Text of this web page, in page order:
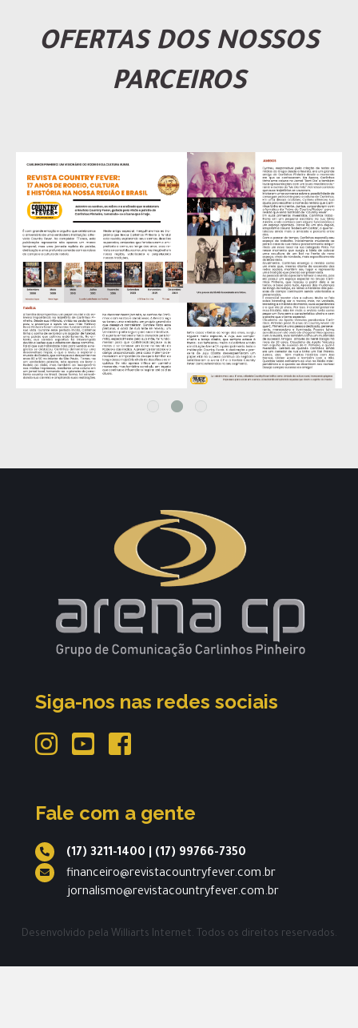
OFERTAS DOS NOSSOS
PARCEIROS
Siga-nos nas redes sociais
Fale com a gente
(17) 3211-1400
(17) 99766-7350
financeiro@revistacountryfever.com.br
jornalismo@revistacountryfever.com.br
Desenvolvido pela Williarts Internet. Todos os direitos reservados.